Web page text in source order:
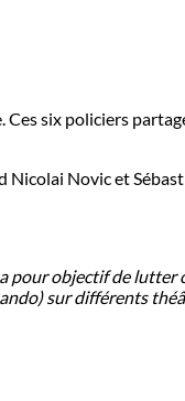
Ces six policiers
Novic et
pour objectif de
sur différents